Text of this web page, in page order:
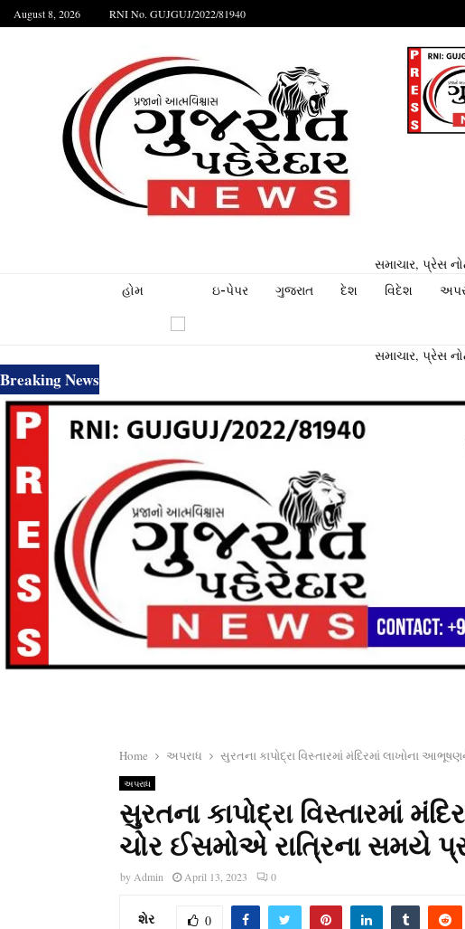
August 8, 2026 RNI No. GUJGUJ/2022/81940
સમાચાર, પ્રેસ
હોમ ઇ-પેપર ગુજરાત દેશ વિદેશ
સમાચાર, પ્રેસ
Breaking News
Home અપરાધ સુરતના કાપોદ્રા વિસ્તારમાં મંદિરમાં લાખોના
અપરાધ
સુરતના કાપોદ્રા વિસ્તારમાં
ચોર ઈસમોએ રાત્રિના સમયે
byAdmin April 13, 2023 0
શેર 0